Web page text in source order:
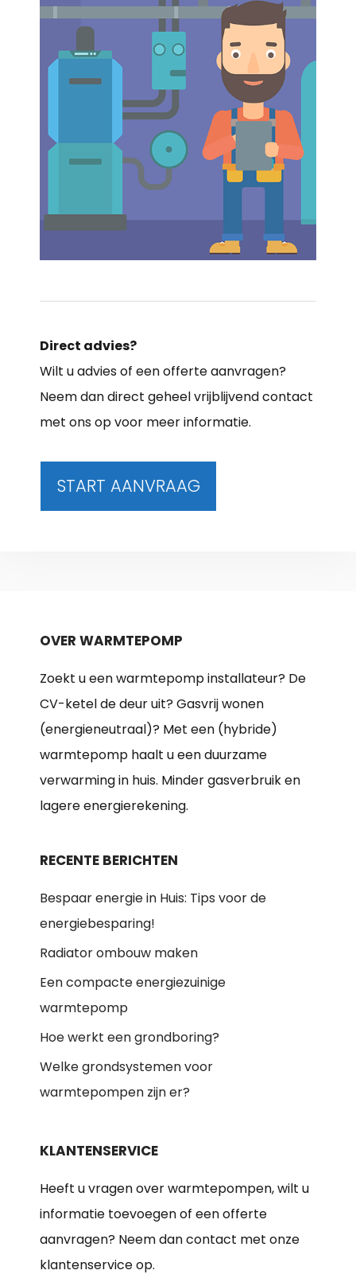
Direct advies?
Wilt u advies of een offerte aanvragen?
Neem dan direct geheel vrijblijvend contact
met ons op voor meer informatie.
START AANVRAAG
OVER WARMTEPOMP
Zoekt u een warmtepomp installateur? De
CV-ketel de deur uit? Gasvrij wonen
(energieneutraal)? Met een (hybride)
warmtepomp haalt u een duurzame
verwarming in huis. Minder gasverbruik en
lagere energierekening.
RECENTE BERICHTEN
Bespaar energie in Huis: Tips voor de
energiebesparing!
Radiator ombouw maken
Een compacte energiezuinige
warmtepomp
Hoe werkt een grondboring?
Welke grondsystemen voor
warmtepompen zijn er?
KLANTENSERVICE
Heeft u vragen over warmtepompen, wilt u
informatie toevoegen of een offerte
aanvragen? Neem dan contact met onze
klantenservice op.